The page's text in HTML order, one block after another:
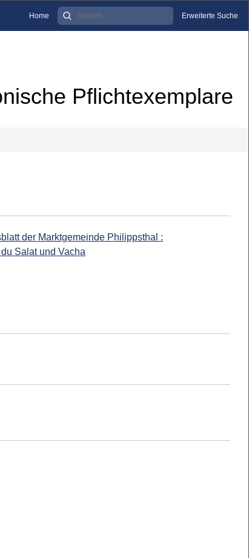
Home Erweiterte Suche
Pflichtexemplare
der Marktgemeinde Philippsthal :
Salat und Vacha